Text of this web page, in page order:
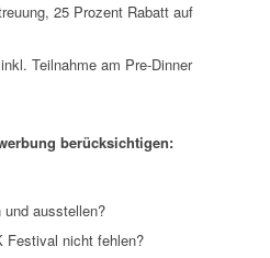
25 Prozent Rabatt auf
Teilnahme am Pre-Dinner
berücksichtigen:
und ausstellen?
Festival nicht fehlen?